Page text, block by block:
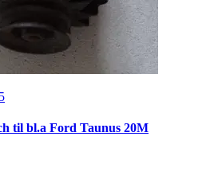
til bl.a Ford Taunus 20M